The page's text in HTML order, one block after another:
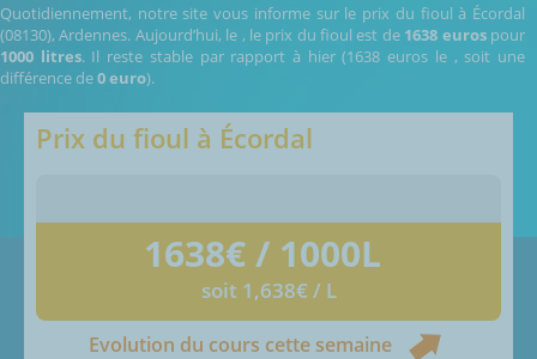
Quotidiennement, notre site vous informe sur le prix du fioul à Écordal
(08130), Ardennes. Aujourd’hui, le , le prix du fioul est de 1638 eurospour
1000 litres. Il reste stable par rapport à hier (1638 euros le , soit une
différence de0 euro).
Prix du fioul à Écordal
1638€ / 1000L
soit 1,638€ / L
Evolution du cours cette semaine